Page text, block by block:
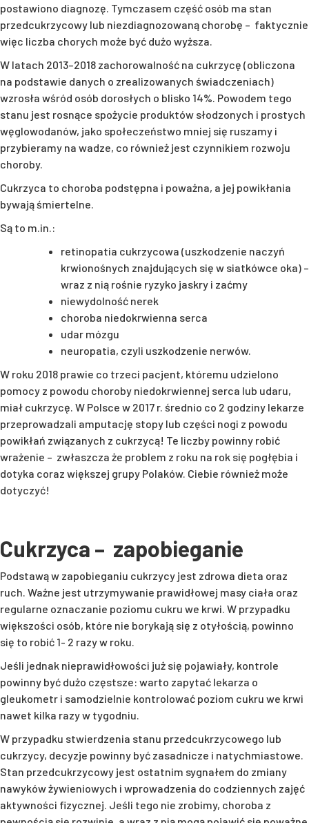
postawiono diagnozę. Tymczasem część osób ma stan
przedcukrzycowy lub niezdiagnozowaną chorobę – faktycznie
więc liczba chorych może być dużo wyższa.
W latach 2013–2018 zachorowalność na cukrzycę (obliczona
na podstawie danych o zrealizowanych świadczeniach)
wzrosła wśród osób dorosłych o blisko 14%. Powodem tego
stanu jest rosnące spożycie produktów słodzonych i prostych
węglowodanów, jako społeczeństwo mniej się ruszamy i
przybieramy na wadze, co również jest czynnikiem rozwoju
choroby.
Cukrzyca to choroba podstępna i poważna, a jej powikłania
bywają śmiertelne.
Są to m.in.:
retinopatia cukrzycowa (uszkodzenie naczyń
krwionośnych znajdujących się w siatkówce oka) –
wraz z nią rośnie ryzyko jaskry i zaćmy
niewydolność nerek
choroba niedokrwienna serca
udar mózgu
neuropatia, czyli uszkodzenie nerwów.
W roku 2018 prawie co trzeci pacjent, któremu udzielono
pomocy z powodu choroby niedokrwiennej serca lub udaru,
miał cukrzycę. W Polsce w 2017 r. średnio co 2 godziny lekarze
przeprowadzali amputację stopy lub części nogi z powodu
powikłań związanych z cukrzycą! Te liczby powinny robić
wrażenie – zwłaszcza że problem z roku na rok się pogłębia i
dotyka coraz większej grupy Polaków. Ciebie również może
dotyczyć!
Cukrzyca – zapobieganie
Podstawą w zapobieganiu cukrzycy jest zdrowa dieta oraz
ruch. Ważne jest utrzymywanie prawidłowej masy ciała oraz
regularne oznaczanie poziomu cukru we krwi. W przypadku
większości osób, które nie borykają się z otyłością, powinno
się to robić 1- 2 razy w roku.
Jeśli jednak nieprawidłowości już się pojawiały, kontrole
powinny być dużo częstsze: warto zapytać lekarza o
gleukometr i samodzielnie kontrolować poziom cukru we krwi
nawet kilka razy w tygodniu.
W przypadku stwierdzenia stanu przedcukrzycowego lub
cukrzycy, decyzje powinny być zasadnicze i natychmiastowe.
Stan przedcukrzycowy jest ostatnim sygnałem do zmiany
nawyków żywieniowych i wprowadzenia do codziennych zajęć
aktywności fizycznej. Jeśli tego nie zrobimy, choroba z